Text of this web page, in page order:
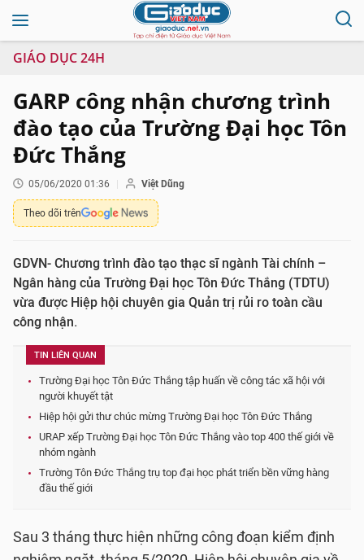
GIÁO DỤC 24H
GARP công nhận chương trình
đào tạo của Trường Đại học Tôn
Đức Thắng
05/06/2020 01:36 Việt Dũng
Theo dõi trên
GDVN- Chương trình đào tạo thạc sĩ ngành Tài chính –
Ngân hàng của Trường Đại học Tôn Đức Thắng (TDTU)
vừa được Hiệp hội chuyên gia Quản trị rủi ro toàn cầu
công nhận.
TIN LIÊN QUAN
Trường Đại học Tôn Đức Thắng tập huấn về công tác xã hội với
người khuyết tật
Hiệp hội gửi thư chúc mừng Trường Đại học Tôn Đức Thắng
URAP xếp Trường Đại học Tôn Đức Thắng vào top 400 thế giới về
nhóm ngành
Trường Tôn Đức Thắng trụ top đại học phát triển bền vững hàng
đầu thế giới
Sau 3 tháng thực hiện những công đoạn kiểm định